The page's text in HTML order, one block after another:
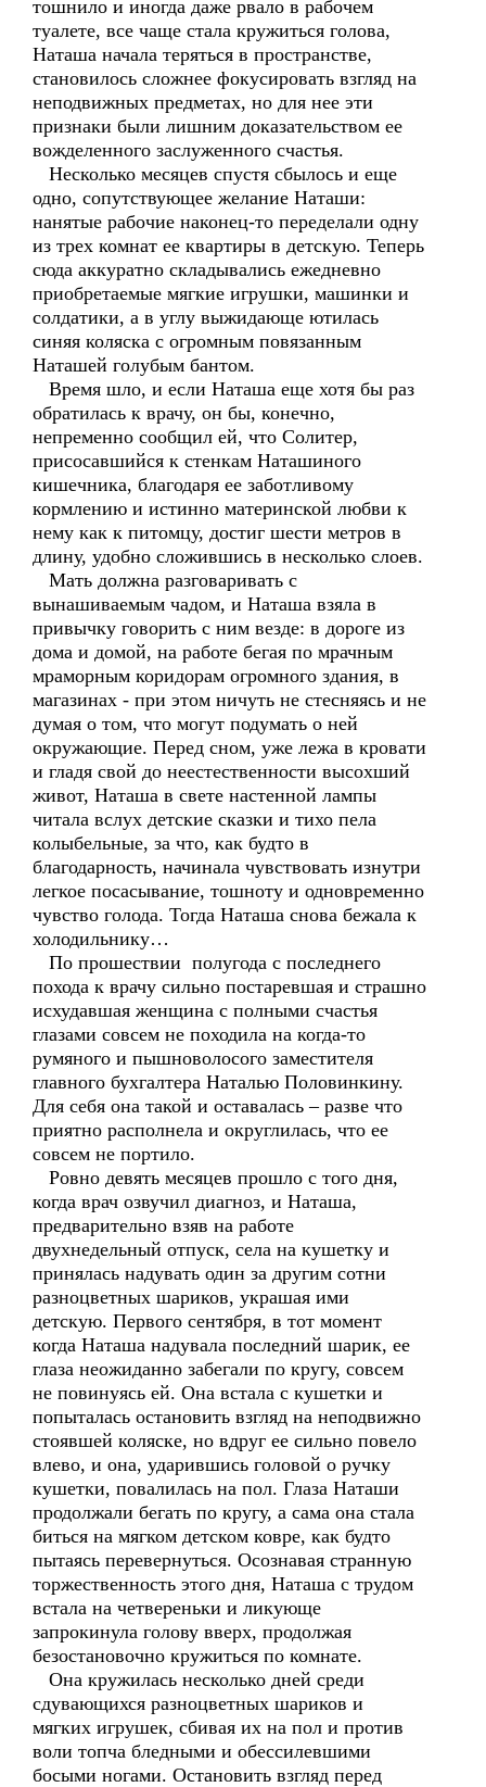
тошнило и иногда даже рвало в рабочем
туалете, все чаще стала кружиться голова,
Наташа начала теряться в пространстве,
становилось сложнее фокусировать взгляд на
неподвижных предметах, но для нее эти
признаки были лишним доказательством ее
вожделенного заслуженного счастья.
Несколько месяцев спустя сбылось и еще
одно, сопутствующее желание Наташи:
нанятые рабочие наконец-то переделали одну
из трех комнат ее квартиры в детскую. Теперь
сюда аккуратно складывались ежедневно
приобретаемые мягкие игрушки, машинки и
солдатики, а в углу выжидающе ютилась
синяя коляска с огромным повязанным
Наташей голубым бантом.
Время шло, и если Наташа еще хотя бы раз
обратилась к врачу, он бы, конечно,
непременно сообщил ей, что Солитер,
присосавшийся к стенкам Наташиного
кишечника, благодаря ее заботливому
кормлению и истинно материнской любви к
нему как к питомцу, достиг шести метров в
длину, удобно сложившись в несколько слоев.
Мать должна разговаривать с
вынашиваемым чадом, и Наташа взяла в
привычку говорить с ним везде: в дороге из
дома и домой, на работе бегая по мрачным
мраморным коридорам огромного здания, в
магазинах - при этом ничуть не стесняясь и не
думая о том, что могут подумать о ней
окружающие. Перед сном, уже лежа в кровати
и гладя свой до неестественности высохший
живот, Наташа в свете настенной лампы
читала вслух детские сказки и тихо пела
колыбельные, за что, как будто в
благодарность, начинала чувствовать изнутри
легкое посасывание, тошноту и одновременно
чувство голода. Тогда Наташа снова бежала к
холодильнику…
По прошествии полугода с последнего
похода к врачу сильно постаревшая и страшно
исхудавшая женщина с полными счастья
глазами совсем не походила на когда-то
румяного и пышноволосого заместителя
главного бухгалтера Наталью Половинкину.
Для себя она такой и оставалась – разве что
приятно располнела и округлилась, что ее
совсем не портило.
Ровно девять месяцев прошло с того дня,
когда врач озвучил диагноз, и Наташа,
предварительно взяв на работе
двухнедельный отпуск, села на кушетку и
принялась надувать один за другим сотни
разноцветных шариков, украшая ими
детскую. Первого сентября, в тот момент
когда Наташа надувала последний шарик, ее
глаза неожиданно забегали по кругу, совсем
не повинуясь ей. Она встала с кушетки и
попыталась остановить взгляд на неподвижно
стоявшей коляске, но вдруг ее сильно повело
влево, и она, ударившись головой о ручку
кушетки, повалилась на пол. Глаза Наташи
продолжали бегать по кругу, а сама она стала
биться на мягком детском ковре, как будто
пытаясь перевернуться. Осознавая странную
торжественность этого дня, Наташа с трудом
встала на четвереньки и ликующе
запрокинула голову вверх, продолжая
безостановочно кружиться по комнате.
Она кружилась несколько дней среди
сдувающихся разноцветных шариков и
мягких игрушек, сбивая их на пол и против
воли топча бледными и обессилевшими
босыми ногами. Остановить взгляд перед